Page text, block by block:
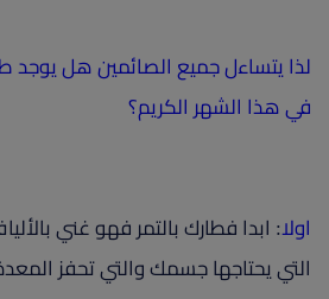
لذا يتساءل جميع الصائمين هل يوجد
في هذا الشهر الكريم؟
اولا: ابدا فطارك بالتمر فهو غني
التي يحتاجها جسمك والتي تحفز